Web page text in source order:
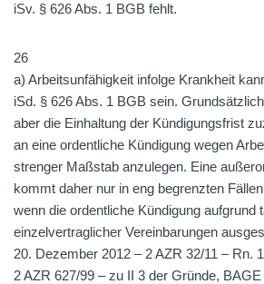
iSv. § 626 Abs. 1 BGB fehlt.
26
a) Arbeitsunfähigkeit infolge Krankheit
iSd. § 626 Abs. 1 BGB sein.
aber die Einhaltung der Kündigungsfrist
an eine ordentliche Kündigung wegen
strenger Maßstab anzulegen. Eine
kommt daher nur in eng begrenzten
wenn die ordentliche Kündigung aufgrund
einzelvertraglicher Vereinbarungen
20. Dezember 2012 – 2 AZR 32/11 – Rn.
2 AZR 627/99 – zu II 3 der Gründe, BAGE